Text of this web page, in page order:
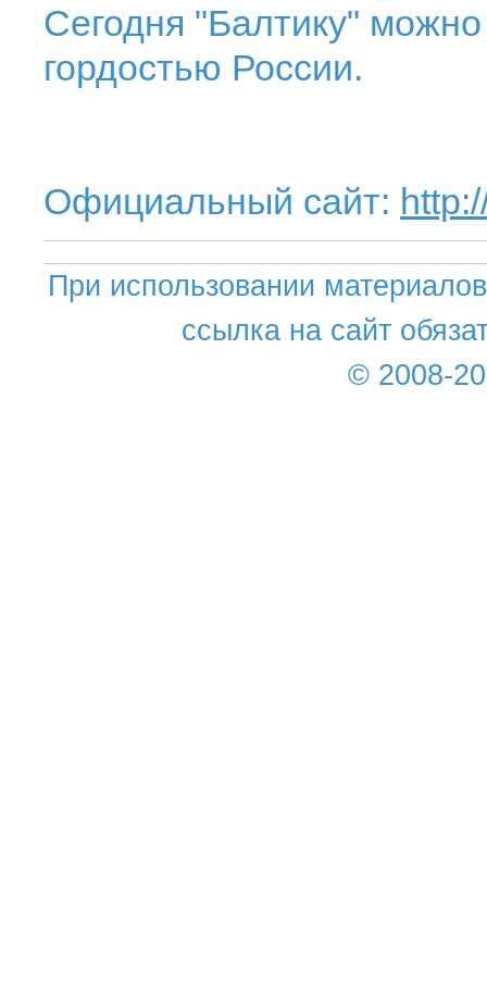
Сегодня "Балтику"
гордостью России.
Официальный сайт:
При использовании
ссылка на сайт
© 2008-